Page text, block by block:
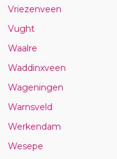
Vriezenveen
Vught
Waalre
Waddinxveen
Wageningen
Warnsveld
Werkendam
Wesepe